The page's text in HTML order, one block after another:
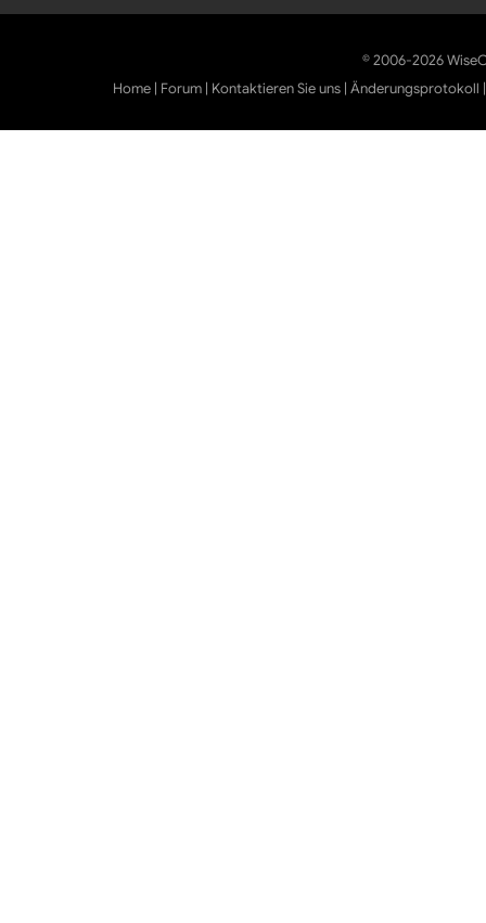
© 2006-2026
Home | Forum | Kontaktieren Sie uns |Änderungsprotokoll